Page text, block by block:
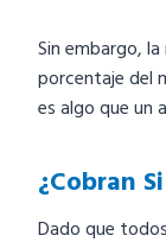
Sin embargo,
porcentaje del
es algo que un
¿Cobran
Dado que